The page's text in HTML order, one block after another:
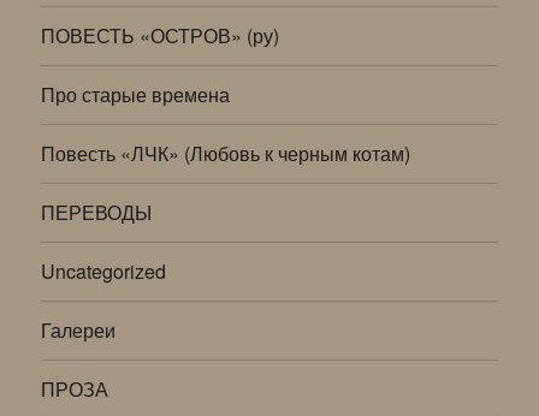
ПОВЕСТЬ «ОСТРОВ» (ру)
Про старые времена
Повесть «ЛЧК» (Любовь к черным котам)
ПЕРЕВОДЫ
Uncategorized
Галереи
ПРОЗА